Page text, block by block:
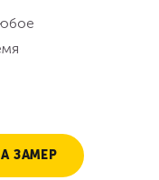
ЗАМЕР